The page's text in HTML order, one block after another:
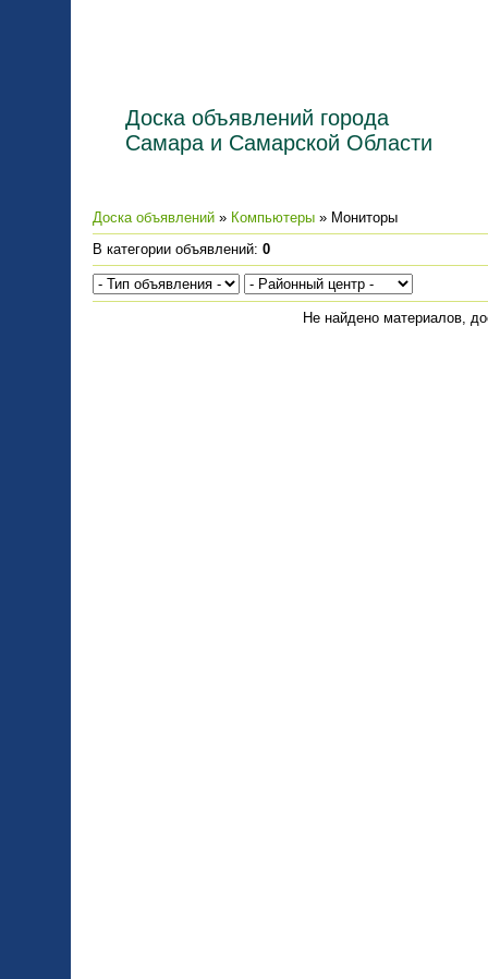
Доска объявлений города
Самара и Самарской Области
Доска объявлений » Компьютеры » Мониторы
В категории объявлений: 0
Не найдено материалов,